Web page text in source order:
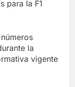
para la F1
la
vigente